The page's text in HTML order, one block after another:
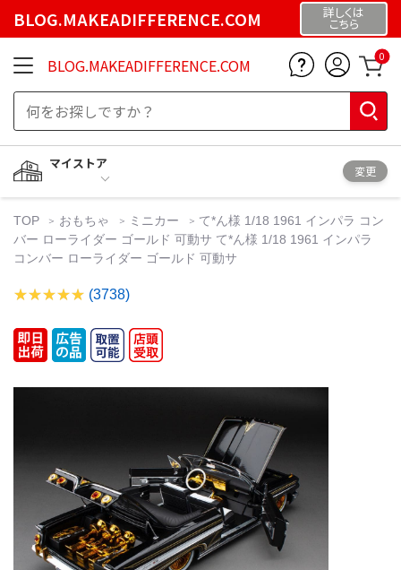
BLOG.MAKEADIFFERENCE.COM 詳しくは
こちら
BLOG.MAKEADIFFERENCE.COM 0
マイストア
変更
TOP おもちゃ ミニカー
て*ん様 1/18 1961 インパラ コン
バー ローライダー ゴールド 可動サ て*ん様 1/18 1961 インパラ
コンバー ローライダー ゴールド 可動サ
(3738)